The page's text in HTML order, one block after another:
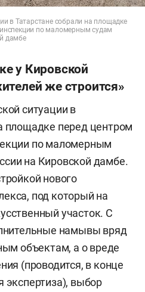
в Татарстане собрали на площадке
по маломерным судам
дамбе
у Кировской
же строится»
ситуации в
площадке перед центром
по маломерным
на Кировской дамбе.
нового
под который на
участок. С
намывы вряд
объектам, а о вреде
(проводится, в конце
экспертиза), выбор